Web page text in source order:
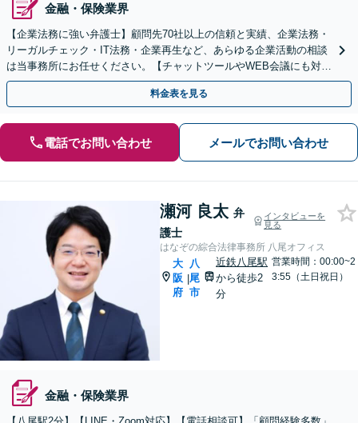
金融・保険業界
【企業法務に強い弁護士】顧問先70社以上の信頼と実績、企業法務・
リーガルチェック・IT法務・企業再生など、あらゆる企業活動の相談
は当事務所にお任せください。【チャットツールやWEB会議にも対
応】
料金表を見る
電話でお問い合わせ メールでお問い合わせ
瀬河 良太 弁
護士
インタビューを
見る
はなぞの綜合法律事務所 八尾オフィス
大
阪
府
|
八
尾
市
近鉄八尾駅
から徒歩2
分
営業時間：00:00~2
3:55（土日祝日）
金融・保険業界